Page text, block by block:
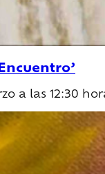
a las 12:30